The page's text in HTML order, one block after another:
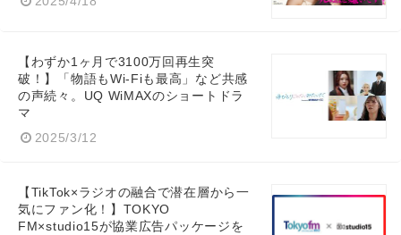
【わずか1ヶ月で3100万回再生突
破！】「物語もWi-Fiも最高」など共感
の声続々。UQ WiMAXのショートドラ
マ
2025/3/12
【TikTok×ラジオの融合で潜在層から一
気にファン化！】TOKYO
FM×studio15が協業広告パッケージを